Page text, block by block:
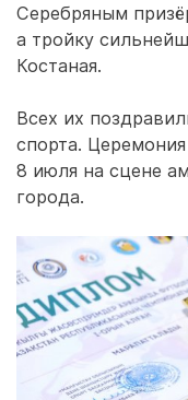
Серебряным
а тройку
Костаная.
Всех их
спорта.
8 июля на сцене
города.